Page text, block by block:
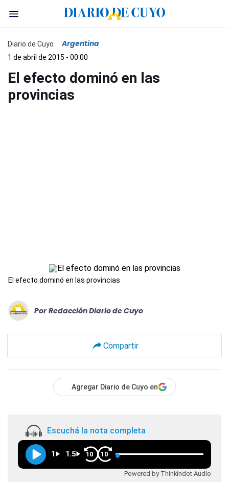
Diario de Cuyo Argentina
1 de abril de 2015 - 00:00
El efecto dominó en las
provincias
El efecto dominó en las provincias
Por Redacción Diario de Cuyo
Compartir
Agregar Diario de Cuyo en
Escuchá la nota completa
1 1.5 10 10
Powered by Thinkindot Audio